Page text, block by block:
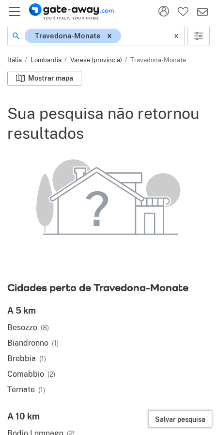
Localização
Travedona-Monate
Itália Lombardia Varese (província) Travedona-Monate
Mostrar mapa
Sua pesquisa não retornou
resultados
Cidades perto de Travedona-Monate
A 5 km
Besozzo (8)
Biandronno (1)
Brebbia (1)
Comabbio (2)
Ternate (1)
A 10 km
(2)
Salvar pesquisa